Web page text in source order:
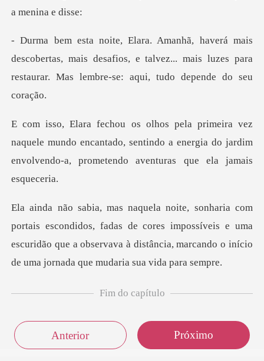
obertas, mais desafios, e talvez... mais luzes para
res
uele mundo encantado, sentindo a energia do jardim
envo
s, fadas de cores impossíveis e uma
escuridão que a observava à distân
Fim do capítulo
Anterior Próximo